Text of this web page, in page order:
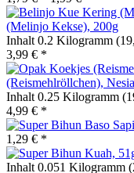
(Melinjo Kekse), 200g
Inhalt 0.2 Kilogramm
3,99 € *
(Reismehlröllchen),
Inhalt 0.25 Kilogramm
4,99 € *
1,29 € *
Inhalt 0.051 Kilogramm